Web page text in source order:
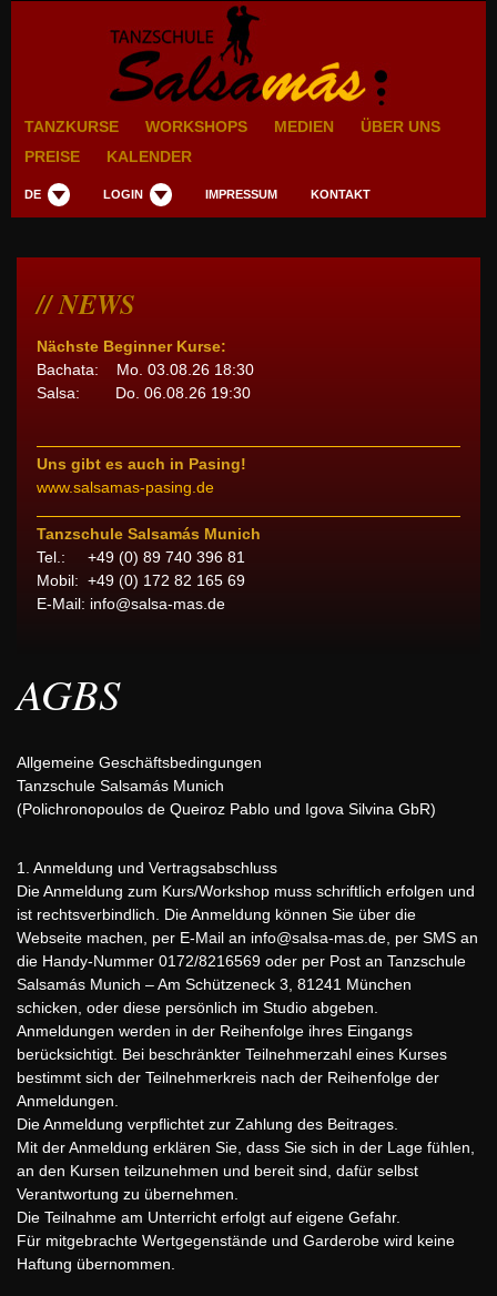
TANZKURSE WORKSHOPS MEDIEN
ÜBER UNS
PREISE
KALENDER
DE LOGIN IMPRESSUM KONTAKT
NEWS
Nächste Beginner Kurse:
Bachata: Mo. 03.08.26 18:30
Salsa: Do. 06.08.26 19:30
Uns gibt es auch in Pasing!
www.salsamas-pasing.de
Tanzschule Salsamás Munich
Tel.: +49 (0) 89 740 396 81
Mobil: +49 (0) 172 82 165 69
E-Mail: info@salsa-mas.de
AGBS
Allgemeine Geschäftsbedingungen
Tanzschule Salsamás Munich
(Polichronopoulos de Queiroz Pablo und Igova Silvina GbR)
1. Anmeldung und Vertragsabschluss
Die Anmeldung zum Kurs/Workshop muss schriftlich erfolgen und
ist rechtsverbindlich. Die Anmeldung können Sie über die
Webseite machen, per E-Mail an info@salsa-mas.de , per SMS an
die Handy-Nummer 0172/8216569 oder per Post an Tanzschule
Salsamás Munich – Am Schützeneck 3, 81241 München
schicken, oder diese persönlich im Studio abgeben.
Anmeldungen werden in der Reihenfolge ihres Eingangs
berücksichtigt. Bei beschränkter Teilnehmerzahl eines Kurses
bestimmt sich der Teilnehmerkreis nach der Reihenfolge der
Anmeldungen.
Die Anmeldung verpflichtet zur Zahlung des Beitrages.
Mit der Anmeldung erklären Sie, dass Sie sich in der Lage fühlen,
an den Kursen teilzunehmen und bereit sind, dafür selbst
Verantwortung zu übernehmen.
Die Teilnahme am Unterricht erfolgt auf eigene Gefahr.
Für mitgebrachte Wertgegenstände und Garderobe wird keine
Haftung übernommen.